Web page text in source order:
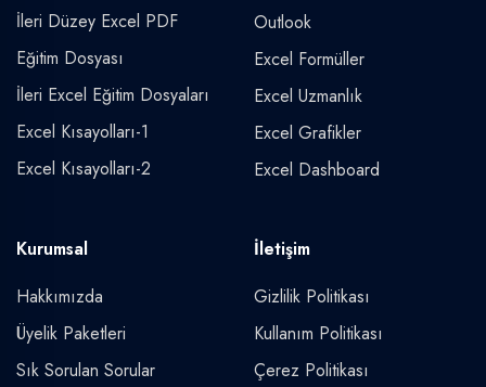
İleri Düzey Excel PDF
Eğitim Dosyası
İleri Excel Eğitim Dosyaları
Excel Kısayolları-1
Excel Kısayolları-2
Outlook
Excel Formüller
Excel Uzmanlık
Excel Grafikler
Excel Dashboard
Kurumsal
Hakkımızda
Üyelik Paketleri
Sık Sorulan Sorular
İletişim
Gizlilik Politikası
Kullanım Politikası
Çerez Politikası